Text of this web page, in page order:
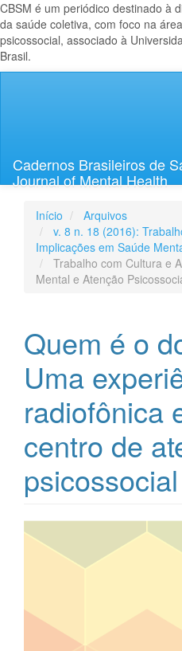
CBSM é um periódico destinado à
da saúde coletiva, com foco na
psicossocial, associado à
Brasil.
Lateral
Cadernos Brasileiros de
Journal of Mental Health
Início
Arquivos
v. 8 n. 18 (2016):
Implicações em Saúde
Trabalho com Cultura e
Mental e Atenção
Quem é o
Uma
radiofônica
centro de
Barra
lateral
artigos